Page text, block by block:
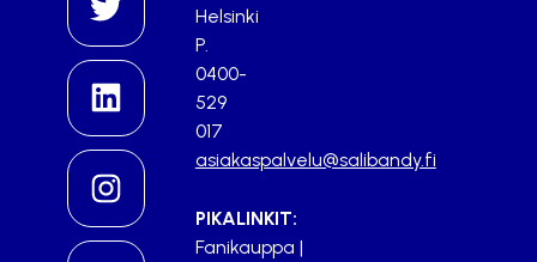
Helsinki
P.
0400-
529
017
asiakaspalvelu@salibandy.fi
PIKALINKIT:
Fanikauppa |